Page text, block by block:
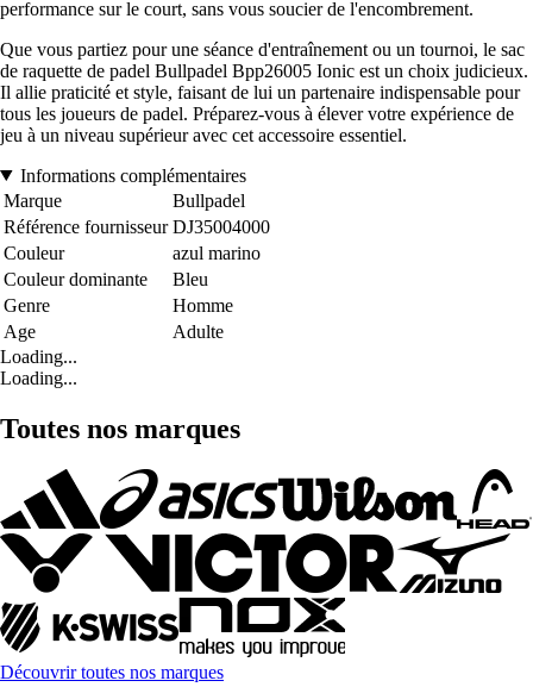
performance sur le court, sans vous soucier de l'encombrement.
Que vous partiez pour une séance d'entraînement ou un tournoi, le sac
de raquette de padel Bullpadel Bpp26005 Ionic est un choix judicieux.
Il allie praticité et style, faisant de lui un partenaire indispensable pour
tous les joueurs de padel. Préparez-vous à élever votre expérience de
jeu à un niveau supérieur avec cet accessoire essentiel.
Informations complémentaires
Marque
Bullpadel
Référence fournisseur DJ35004000
Couleur
azul marino
Couleur dominante
Bleu
Genre
Homme
Age
Adulte
Loading...
Loading...
Toutes nos marques
Découvrir toutes nos marques